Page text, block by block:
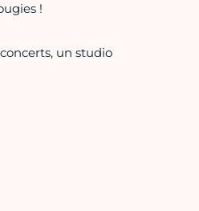
!
un studio